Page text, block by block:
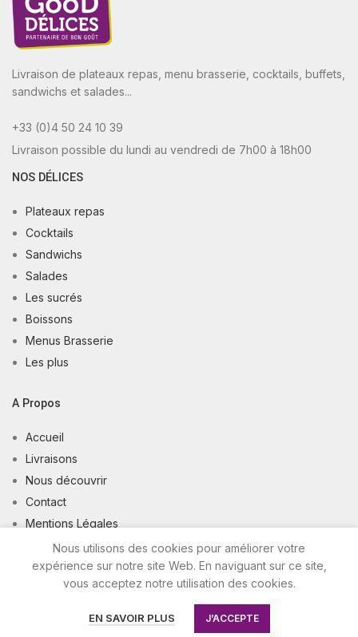
Livraison de plateaux repas, menu brasserie, cocktails, buffets,
sandwichs et salades...
+33 (0)4 50 24 10 39
Livraison possible du lundi au vendredi de 7h00 à 18h00
NOS DÉLICES
Plateaux repas
Cocktails
Sandwichs
Salades
Les sucrés
Boissons
Menus Brasserie
Les plus
A Propos
Accueil
Livraisons
Nous découvrir
Contact
Mentions Légales
Conditions Générales de Vente
Good Délices 2020, tous droits réservés - SARL unipersonnelle
au capital de 9 000 € - SIRET : 80531979500011 -Création et
programmation de sites internet : Déclic Communication
Nous utilisons des cookies pour améliorer votre
expérience sur notre site Web. En naviguant sur ce site,
vous acceptez notre utilisation des cookies.
EN SAVOIR PLUS J’ACCEPTE